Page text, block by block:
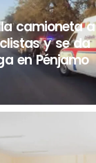
camioneta a
y se da
en Pénjamo